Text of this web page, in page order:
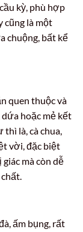
kỳ, phù hợp
cũng là một
chuộng, bất kể
quen thuộc và
hoặc mẻ kết
là, cà chua,
vời, đặc biệt
mà còn dễ
ấm bụng, rất